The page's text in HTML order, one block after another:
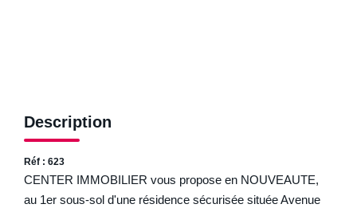
Description
Réf : 623
CENTER IMMOBILIER vous propose en NOUVEAUTE,
au 1er sous-sol d'une résidence sécurisée située Avenue